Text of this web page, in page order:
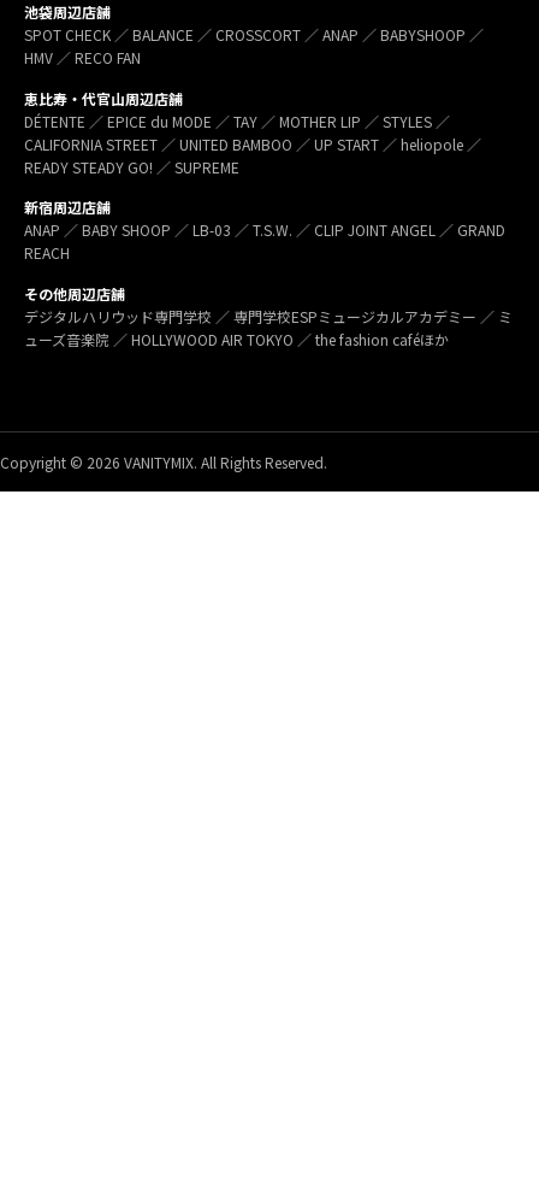
池袋周辺店舗
SPOT CHECK ／ BALANCE ／ CROSSCORT ／ ANAP ／ BABYSHOOP ／
HMV ／ RECO FAN
恵比寿・代官山周辺店舗
DÉTENTE ／ EPICE du MODE ／ TAY ／ MOTHER LIP ／ STYLES ／
CALIFORNIA STREET ／ UNITED BAMBOO ／ UP START ／ heliopole ／
READY STEADY GO! ／ SUPREME
新宿周辺店舗
ANAP ／ BABY SHOOP ／ LB-03 ／ T.S.W. ／ CLIP JOINT ANGEL ／ GRAND
REACH
その他周辺店舗
デジタルハリウッド専門学校 ／ 専門学校ESPミュージカルアカデミー ／ ミ
ューズ音楽院 ／ HOLLYWOOD AIR TOKYO ／ the fashion caféほか
Copyright © 2026 VANITYMIX. All Rights Reserved.